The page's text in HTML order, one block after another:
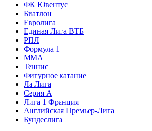
ФК Ювентус
Биатлон
Евролига
Единая Лига ВТБ
РПЛ
Формула 1
MMA
Теннис
Фигурное катание
Ла Лига
Серия А
Лига 1 Франция
Английская Премьер-Лига
Бундеслига